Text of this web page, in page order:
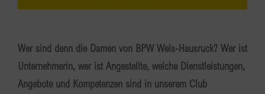
Wer sind denn die Damen von BPW Wels-Hausruck? Wer ist
Unternehmerin, wer ist Angestellte, welche Dienstleistungen,
Angebote und Kompetenzen sind in unserem Club